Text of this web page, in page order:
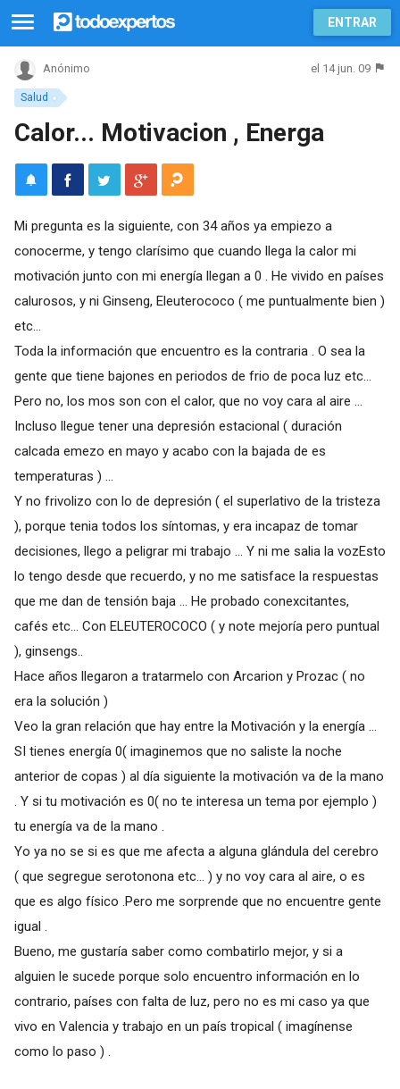
ENTRAR
Salud
Anónimo el 14 jun. 09
Calor... Motivacion , Energa
Mi pregunta es la siguiente, con 34 años ya empiezo a
conocerme, y tengo clarísimo que cuando llega la calor mi
motivación junto con mi energía llegan a 0 . He vivido en países
calurosos, y ni Ginseng, Eleuterococo ( me puntualmente bien )
etc...
Toda la información que encuentro es la contraria . O sea la
gente que tiene bajones en periodos de frio de poca luz etc...
Pero no, los mos son con el calor, que no voy cara al aire ...
Incluso llegue tener una depresión estacional ( duración
calcada emezo en mayo y acabo con la bajada de es
temperaturas ) ...
Y no frivolizo con lo de depresión ( el superlativo de la tristeza
), porque tenia todos los síntomas, y era incapaz de tomar
decisiones, llego a peligrar mi trabajo ... Y ni me salia la vozEsto
lo tengo desde que recuerdo, y no me satisface la respuestas
que me dan de tensión baja ... He probado conexcitantes,
cafés etc... Con ELEUTEROCOCO ( y note mejoría pero puntual
), ginsengs..
Hace años llegaron a tratarmelo con Arcarion y Prozac ( no
era la solución )
Veo la gran relación que hay entre la Motivación y la energía ...
SI tienes energía 0( imaginemos que no saliste la noche
anterior de copas ) al día siguiente la motivación va de la mano
. Y si tu motivación es 0( no te interesa un tema por ejemplo )
tu energía va de la mano .
Yo ya no se si es que me afecta a alguna glándula del cerebro
( que segregue serotonona etc... ) y no voy cara al aire, o es
que es algo físico .Pero me sorprende que no encuentre gente
igual .
Bueno, me gustaría saber como combatirlo mejor, y si a
alguien le sucede porque solo encuentro información en lo
contrario, países con falta de luz, pero no es mi caso ya que
vivo en Valencia y trabajo en un país tropical ( imagínense
como lo paso ) .